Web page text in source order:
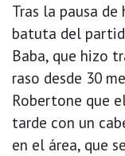
Tras la pausa
batuta del
Baba, que hizo
raso desde 30
Robertone que
tarde con un
en el área, que